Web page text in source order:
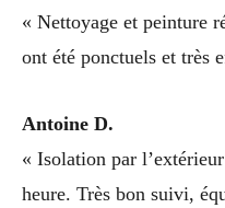
« Nettoyage et peinture
ont été ponctuels et très
Antoine D.
« Isolation par
heure. Très bon suivi,